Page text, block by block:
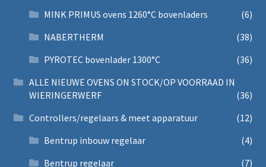
MINK PRIMUS ovens 1260°C bovenladers
(6)
NABERTHERM
(38)
PYROTEC bovenlader 1300°C
(36)
ALLE NIEUWE OVENS ON STOCK/OP VOORRAAD IN
WIERINGERWERF
(36)
Controllers/regelaars & meet apparatuur
(12)
Bentrup inbouw regelaar
(4)
Bentrup regelaar
(7)